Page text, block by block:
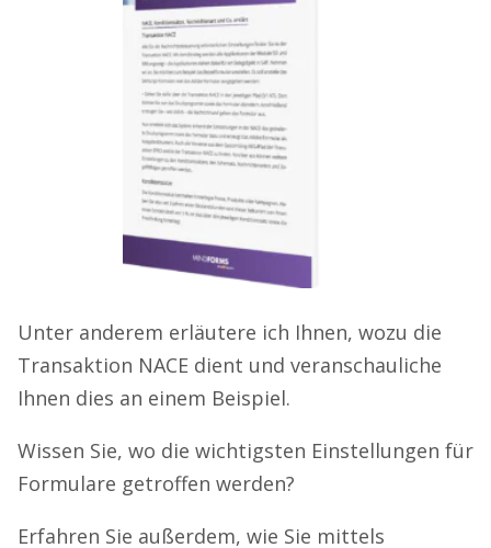
Unter anderem erläutere ich Ihnen, wozu die
Transaktion NACE dient und veranschauliche
Ihnen dies an einem Beispiel.
Wissen Sie, wo die wichtigsten Einstellungen für
Formulare getroffen werden?
Erfahren Sie außerdem, wie Sie mittels